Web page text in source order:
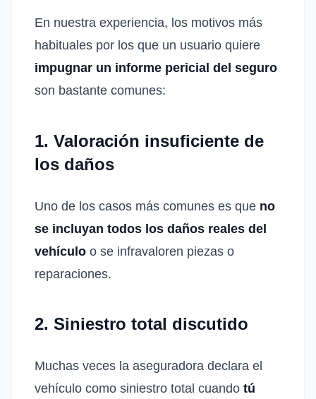
En nuestra experiencia, los motivos más
habituales por los que un usuario quiere
impugnar un informe pericial del seguro
son bastante comunes:
1. Valoración insuficiente de
los daños
Uno de los casos más comunes es que no
se incluyan todos los daños reales del
vehículo o se infravaloren piezas o
reparaciones.
2. Siniestro total discutido
Muchas veces la aseguradora declara el
vehículo como siniestro total cuando tú